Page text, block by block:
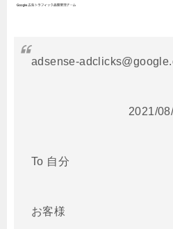
adsense-
2021/
To 自分
お客様